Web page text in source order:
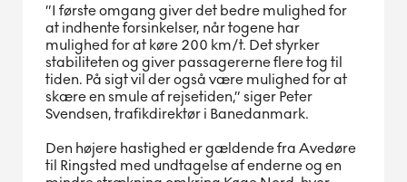
”I første omgang giver det bedre mulighed for
at indhente forsinkelser, når togene har
mulighed for at køre 200 km/t. Det styrker
stabiliteten og giver passagererne flere tog til
tiden. På sigt vil der også være mulighed for at
skære en smule af rejsetiden,” siger Peter
Svendsen, trafikdirektør i Banedanmark.
Den højere hastighed er gældende fra Avedøre
til Ringsted med undtagelse af enderne og en